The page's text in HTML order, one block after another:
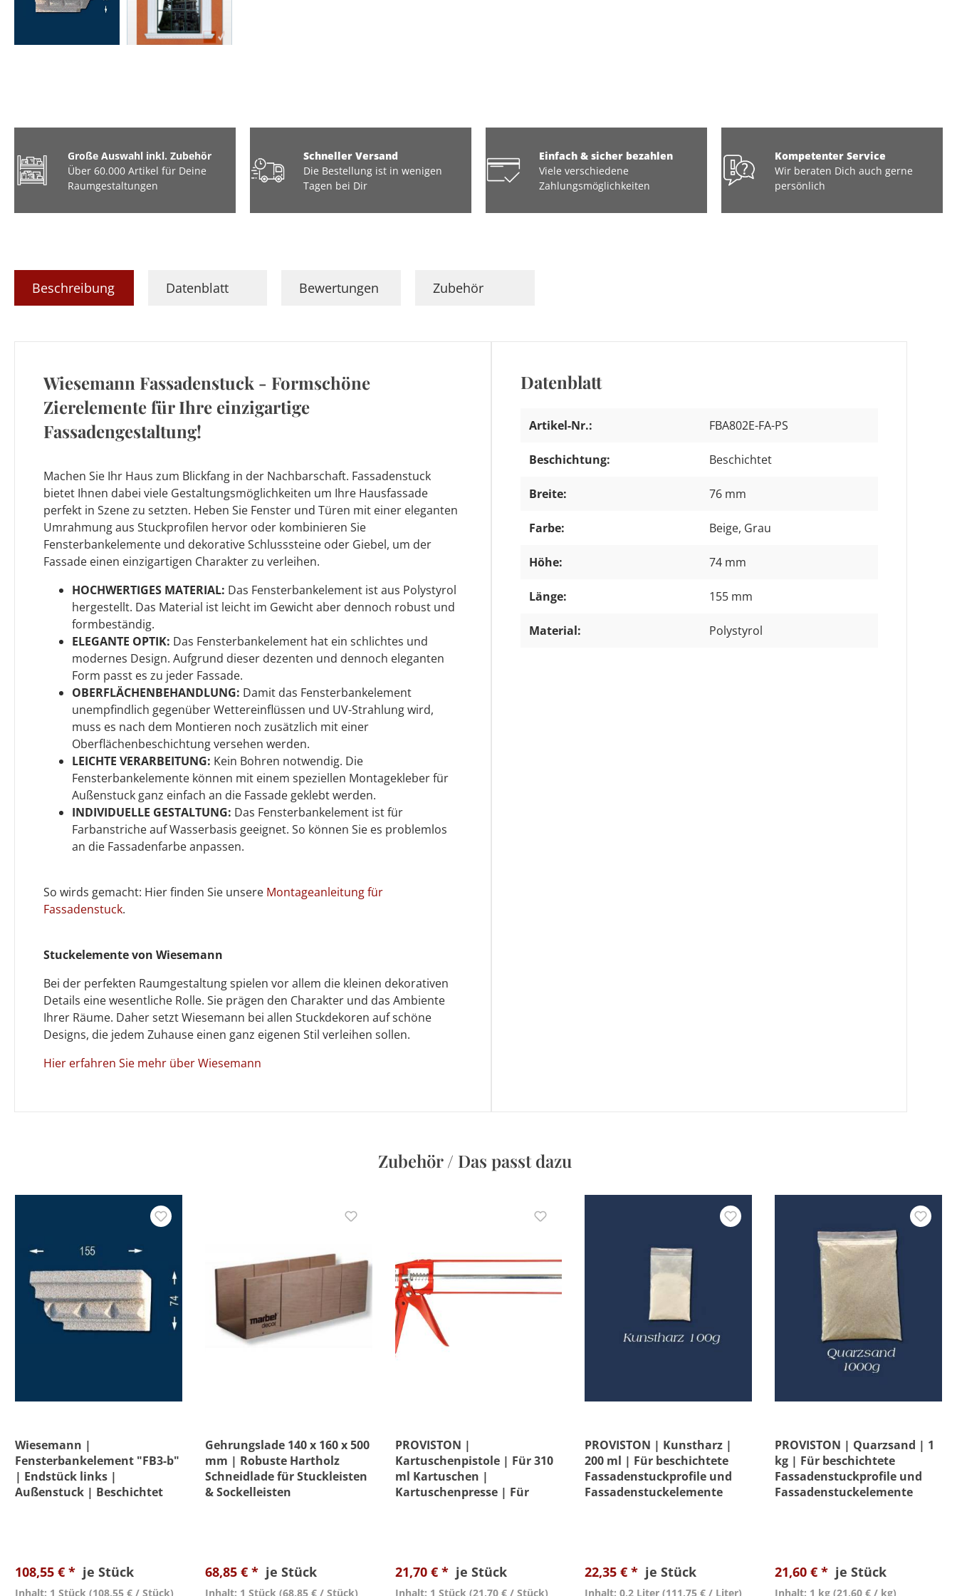
Große Auswahl inkl. Zubehör
Über 60.000 Artikel für Deine
Raumgestaltungen
Schneller Versand
Die Bestellung ist in wenigen
Tagen bei Dir
Einfach & sicher bezahlen
Viele verschiedene
Zahlungsmöglichkeiten
Kompetenter Service
Wir beraten Dich auch gerne
persönlich
Beschreibung Datenblatt Bewertungen Zubehör
Wiesemann Fassadenstuck - Formschöne
Zierelemente für Ihre einzigartige
Fassadengestaltung!
Machen Sie Ihr Haus zum Blickfang in der Nachbarschaft. Fassadenstuck
bietet Ihnen dabei viele Gestaltungsmöglichkeiten um Ihre Hausfassade
perfekt in Szene zu setzten. Heben Sie Fenster und Türen mit einer eleganten
Umrahmung aus Stuckprofilen hervor oder kombinieren Sie
Fensterbankelemente und dekorative Schlusssteine oder Giebel, um der
Fassade einen einzigartigen Charakter zu verleihen.
HOCHWERTIGES MATERIAL: Das Fensterbankelement ist aus Polystyrol
hergestellt. Das Material ist leicht im Gewicht aber dennoch robust und
formbeständig.
ELEGANTE OPTIK: Das Fensterbankelement hat ein schlichtes und
modernes Design. Aufgrund dieser dezenten und dennoch eleganten
Form passt es zu jeder Fassade.
OBERFLÄCHENBEHANDLUNG: Damit das Fensterbankelement
unempfindlich gegenüber Wettereinflüssen und UV-Strahlung wird,
muss es nach dem Montieren noch zusätzlich mit einer
Oberflächenbeschichtung versehen werden.
LEICHTE VERARBEITUNG: Kein Bohren notwendig. Die
Fensterbankelemente können mit einem speziellen Montagekleber für
Außenstuck ganz einfach an die Fassade geklebt werden.
INDIVIDUELLE GESTALTUNG: Das Fensterbankelement ist für
Farbanstriche auf Wasserbasis geeignet. So können Sie es problemlos
an die Fassadenfarbe anpassen.
So wirds gemacht: Hier finden Sie unsere Montageanleitung für
Fassadenstuck.
Stuckelemente von Wiesemann
Bei der perfekten Raumgestaltung spielen vor allem die kleinen dekorativen
Details eine wesentliche Rolle. Sie prägen den Charakter und das Ambiente
Ihrer Räume. Daher setzt Wiesemann bei allen Stuckdekoren auf schöne
Designs, die jedem Zuhause einen ganz eigenen Stil verleihen sollen.
Hier erfahren Sie mehr über Wiesemann
Datenblatt
Artikel-Nr.: FBA802E-FA-PS
Beschichtung: Beschichtet
Breite: 76 mm
Farbe: Beige, Grau
Höhe: 74 mm
Länge: 155 mm
Material: Polystyrol
Zubehör / Das passt dazu
Wiesemann |
Fensterbankelement "FB3-b"
| Endstück links |
Außenstuck | Beschichtet
108,55 € * je Stück
Inhalt: 1 Stück (108,55 € / Stück)
Gehrungslade 140 x 160 x 500
mm | Robuste Hartholz
Schneidlade für Stuckleisten
& Sockelleisten
68,85 € * je Stück
Inhalt: 1 Stück (68,85 € / Stück)
PROVISTON |
Kartuschenpistole | Für 310
ml Kartuschen |
Kartuschenpresse | Für
21,70 € * je Stück
Inhalt: 1 Stück (21,70 € / Stück)
PROVISTON | Kunstharz |
200 ml | Für beschichtete
Fassadenstuckprofile und
Fassadenstuckelemente
22,35 € * je Stück
Inhalt: 0,2 Liter (111,75 € / Liter)
PROVISTON | Quarzsand | 1
kg | Für beschichtete
Fassadenstuckprofile und
Fassadenstuckelemente
21,60 € * je Stück
Inhalt: 1 kg (21,60 € / kg)